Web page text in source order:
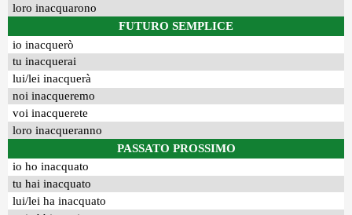
loro inacquarono
FUTURO SEMPLICE
io inacquerò
tu inacquerai
lui/lei inacquerà
noi inacqueremo
voi inacquerete
loro inacqueranno
PASSATO PROSSIMO
io ho inacquato
tu hai inacquato
lui/lei ha inacquato